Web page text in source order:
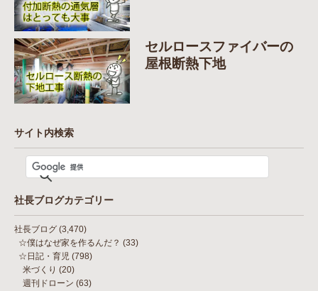
セルロースファイバーの
屋根断熱下地
サイト内検索
社長ブログカテゴリー
社長ブログ (3,470)
☆僕はなぜ家を作るんだ？ (33)
☆日記・育児 (798)
米づくり (20)
週刊ドローン (63)